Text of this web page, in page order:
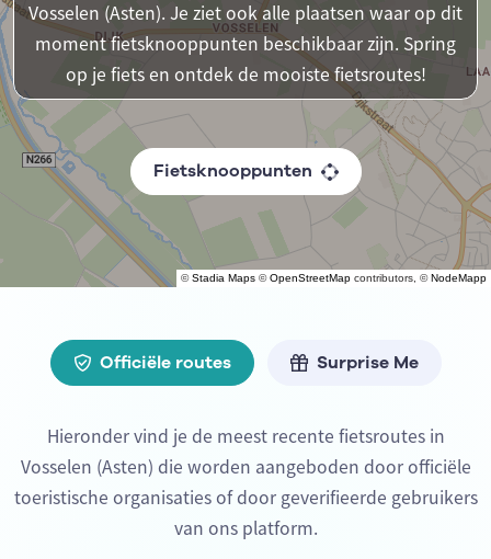
©Stadia Maps ©OpenStreetMap contributors, ©NodeMapp
Vosselen (Asten). Je ziet ook alle plaatsen waar op dit
moment fietsknooppunten beschikbaar zijn. Spring
op je fiets en ontdek de mooiste fietsroutes!
Fietsknooppunten
Officiële routes Surprise Me
Hieronder vind je de meest recente fietsroutes in
Vosselen (Asten) die worden aangeboden door officiële
toeristische organisaties of door geverifieerde gebruikers
van ons platform.